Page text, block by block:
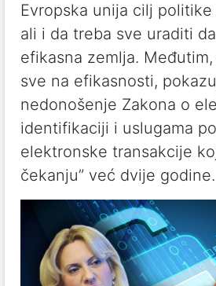
Evropska unija cilj
ali i da treba sve uraditi
efikasna zemlja.
sve na efikasnosti,
nedonošenje Zakona o
identifikaciji i uslugama
elektronske transakcije
čekanju” već dvije godine.